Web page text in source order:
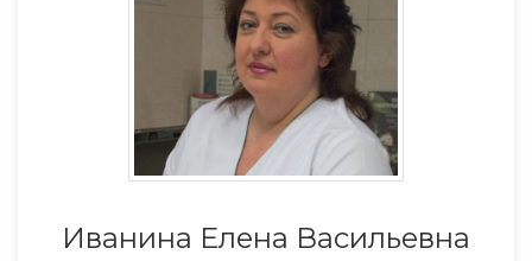
Иванина Елена Васильевна